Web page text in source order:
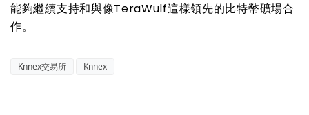
能夠繼續支持和與像TeraWulf這樣領先的比特幣礦場合
作。
Knnex交易所 Knnex